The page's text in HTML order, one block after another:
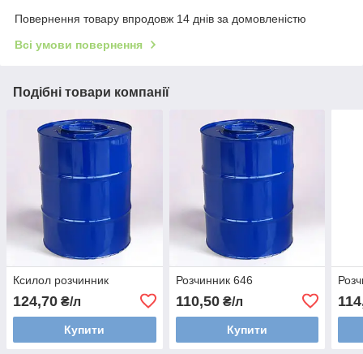
Повернення товару впродовж 14 днів за домовленістю
Всі умови повернення
Подібні товари компанії
Ксилол розчинник
124,70 ₴/л
Купити
Розчинник 646
110,50₴/л
Купити